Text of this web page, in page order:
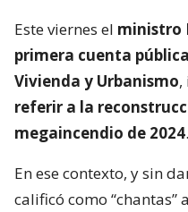
Este viernes el ministro
primera cuenta
Vivienda y Urbanismo,
referir a la
megaincendio de 2024.
En ese contexto, y sin
calificó como “chantas”